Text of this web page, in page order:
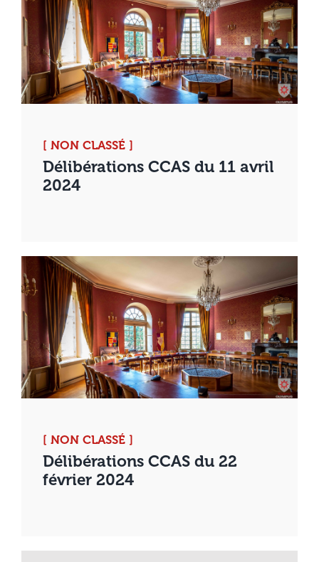
[ NON CLASSÉ ]
Délibérations CCAS du 11 avril
2024
[ NON CLASSÉ ]
Délibérations CCAS du 22
février 2024